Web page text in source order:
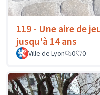
119 - Une aire de
jusqu'à 14 ans
Ville de Lyon 0 0